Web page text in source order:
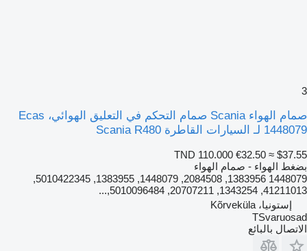
3
صمام الهواء Scania صمام التحكم في التعليق الهوائي، Ecas
1448079 لـ السيارات القاطرة Scania R480
TND 110.000 €32.50 ≈ $37.55
بضغط الهواء - صمام الهواء
1448079 1383956, 2084508, 1448079, 1383955, 5010422345,
41211013, 1343254, 20707211, 5010096484,...
إستونيا، Kõrveküla
TSvaruosad
الاتصال بالبائع